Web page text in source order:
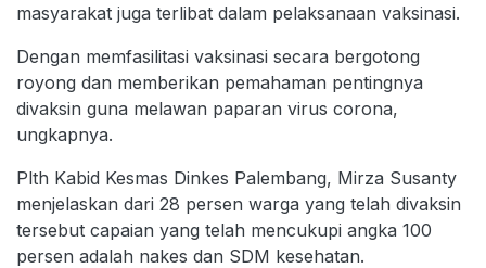
masyarakat juga terlibat dalam pelaksanaan vaksinasi.
Dengan memfasilitasi vaksinasi secara bergotong
royong dan memberikan pemahaman pentingnya
divaksin guna melawan paparan virus corona,
ungkapnya.
Plth Kabid Kesmas Dinkes Palembang, Mirza Susanty
menjelaskan dari 28 persen warga yang telah divaksin
tersebut capaian yang telah mencukupi angka 100
persen adalah nakes dan SDM kesehatan.